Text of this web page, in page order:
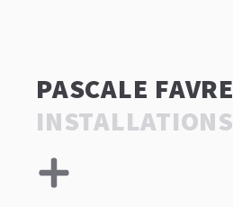
PASCALE FAVRE
INSTALLATIONS